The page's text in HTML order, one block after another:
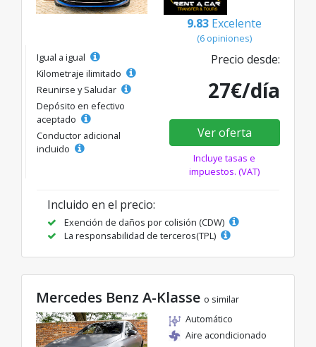
9.83 Excelente
(6 opiniones)
Igual a igual
Kilometraje ilimitado
Reunirse y Saludar
Depósito en efectivo
aceptado
Conductor adicional
incluido
Precio desde:
27€/día
Ver oferta
Incluye tasas e
impuestos. (VAT)
Incluido en el precio:
Exención de daños por colisión (CDW)
La responsabilidad de terceros(TPL)
Mercedes Benz A-Klasse o similar
Automático
Aire acondicionado